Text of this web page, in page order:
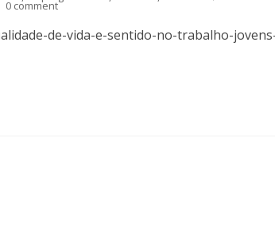
0 comment
de-vida-e-sentido-no-trabalho-